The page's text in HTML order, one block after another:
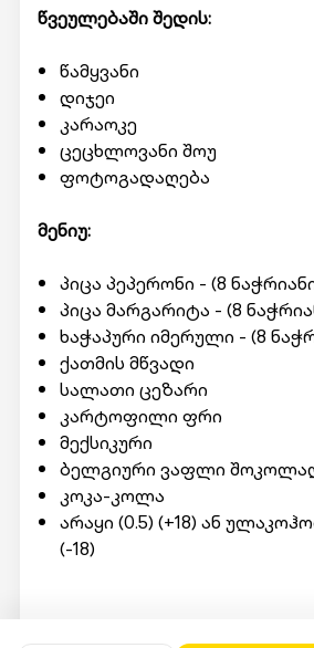
წვეულებაში შედის:
წამყვანი
დიჯეი
კარაოკე
ცეცხლოვანი შოუ
ფოტოგადაღება
მენიუ:
პიცა პეპერონი - (8
პიცა მარგარიტა - (8
ხაჭაპური იმერული - (8
ქათმის მწვადი
სალათი ცეზარი
კარტოფილი ფრი
მექსიკური
ბელგიური ვაფლი
კოკა-კოლა
არაყი (0.5) (+18) ან
(-18)